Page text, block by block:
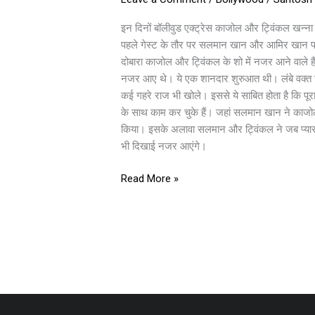
इन दिनों बॉलीवुड एक्ट्रेस काजोल और ट्विंकल
पहले गेस्ट के तौर पर सलमान खान और आमिर खान
दोबारा काजोल और ट्विंकल के शो में नजर आने वाले
नजर आए थे। ये एक शानदार शुरुआत थी। लंबे वक्त से
कई गहरे राज भी खोले। इससे ये साबित होता है कि
के साथ काम कर चुके हैं। जहां सलमान खान ने
किया। इसके अलावा सलमान और ट्विंकल ने जब
भी दिखाई नजर आएंगे।
मच
में
नजर
आएंगे
सलमान-
आमिर
खान,
खोलेंगे
Read More »